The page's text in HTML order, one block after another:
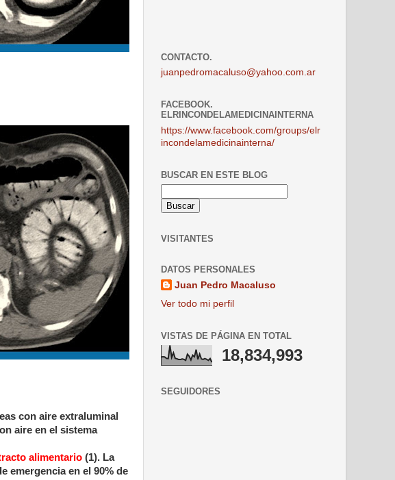
con aire extraluminal
aire en el sistema
alimentario (1). La
emergencia en el 90% de
CONTACTO.
juanpedromacaluso@yahoo.com.ar
FACEBOOK.
ELRINCONDELAMEDICINAINTERNA
https://www.facebook.com/groups/elr
incondelamedicinainterna/
BUSCAR EN ESTE BLOG
VISITANTES
DATOS PERSONALES
Juan Pedro Macaluso
Ver todo mi perfil
VISTAS DE PÁGINA EN TOTAL
18,834,993
SEGUIDORES